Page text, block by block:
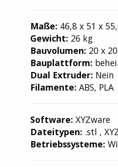
Maße: 46,8 x 51 x
Gewicht: 26 kg
Bauvolumen: 20 x
Bauplattform:
Dual Extruder: Nein
Filamente: ABS, PLA
Software: XYZware
Dateitypen: .stl ,
Betriebssysteme: